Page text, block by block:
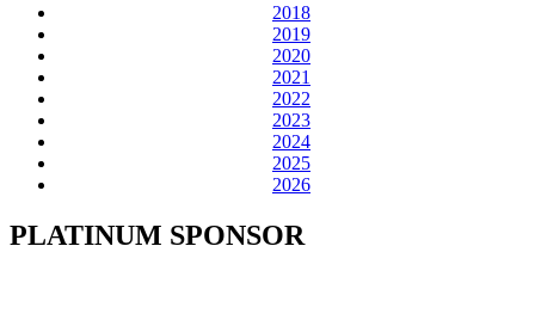
2018
2019
2020
2021
2022
2023
2024
2025
2026
PLATINUM SPONSOR